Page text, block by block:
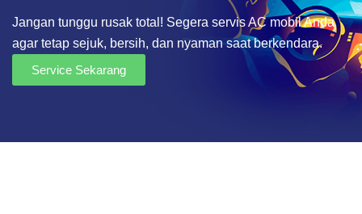
Jangan tunggu rusak total! Segera servis AC mobil Anda
agar tetap sejuk, bersih, dan nyaman saat berkendara.
Service Sekarang